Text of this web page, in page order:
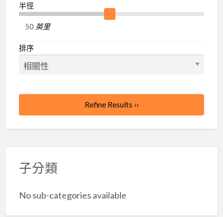
半徑
英里
排序
Refine Results ››
子分類
No sub-categories available